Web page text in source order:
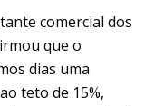
comercial dos
que o
dias uma
teto de 15%,